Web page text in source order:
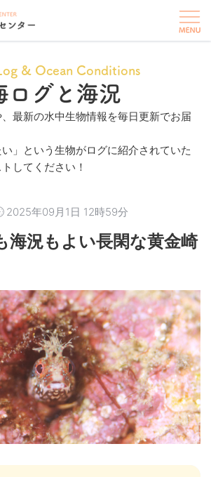
& Ocean Conditions
ログと海況
最新の水中生物情報を毎日更新でお届
い」という生物がログに紹介されていた
してください！
2025年09月1日 12時59分
海況もよい長閑な黄金崎